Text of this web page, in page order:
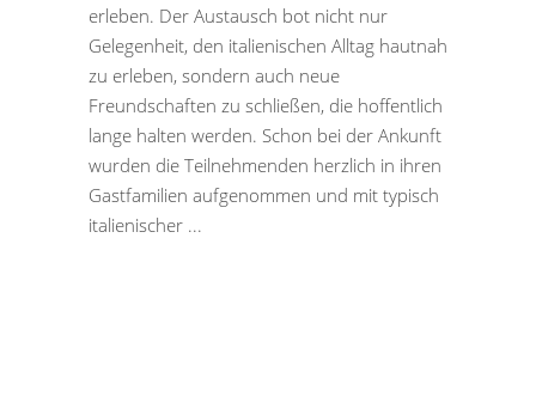
erleben. Der Austausch bot nicht nur
Gelegenheit, den italienischen Alltag hautnah
zu erleben, sondern auch neue
Freundschaften zu schließen, die hoffentlich
lange halten werden. Schon bei der Ankunft
wurden die Teilnehmenden herzlich in ihren
Gastfamilien aufgenommen und mit typisch
italienischer